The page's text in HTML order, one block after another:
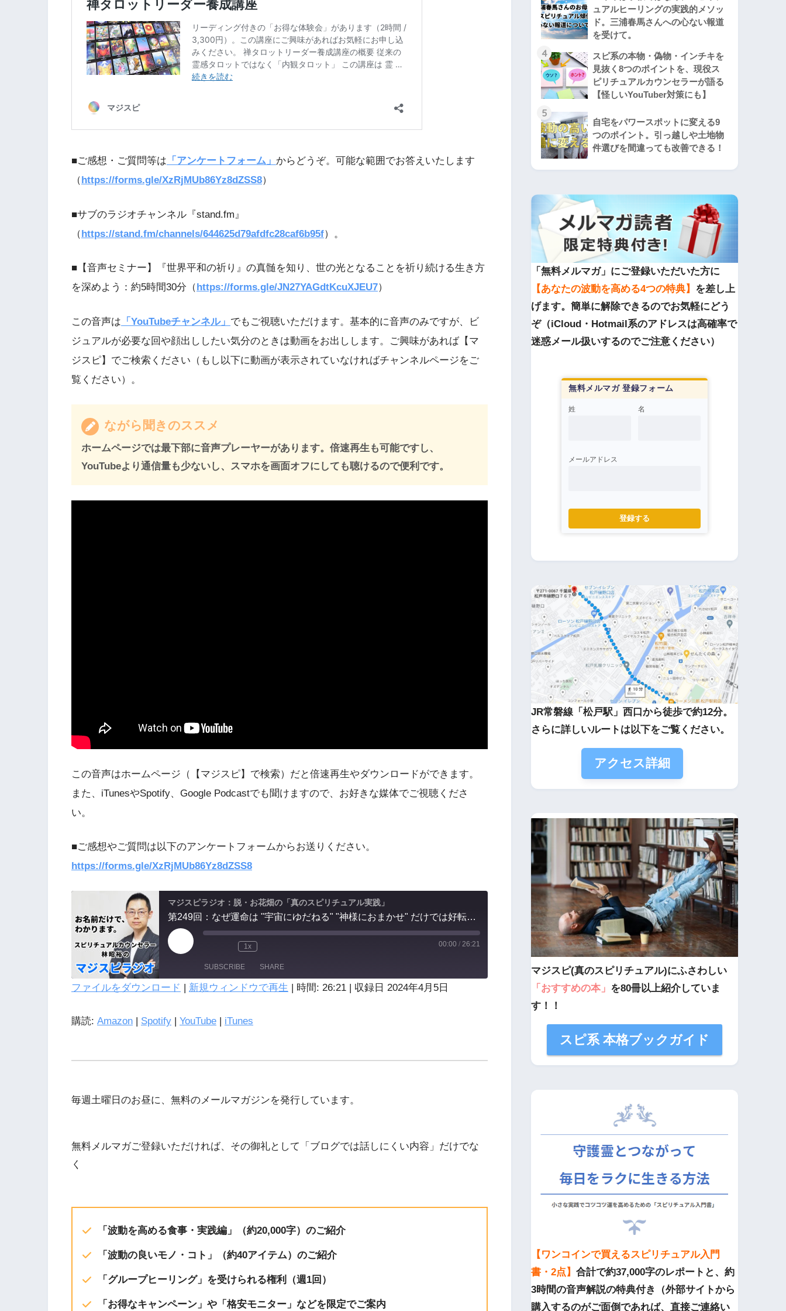
■ご感想・ご質問等は 「アンケートフォーム」 からどうぞ。可能な範囲でお答えいたします
（https://forms.gle/XzRjMUb86Yz8dZSS8）
■サブのラジオチャンネル『stand.fm』
（https://stand.fm/channels/644625d79afdfc28caf6b95f）。
■【音声セミナー】『世界平和の祈り』の真髄を知り、世の光となることを祈り続ける生き方
を深めよう：約5時間30分（ https://forms.gle/JN27YAGdtKcuXJEU7）
この音声は 「YouTubeチャンネル」 でもご視聴いただけます。基本的に音声のみですが、ビ
ジュアルが必要な回や顔出ししたい気分のときは動画をお出しします。ご興味があれば【マ
ジスピ】でご検索ください（もし以下に動画が表示されていなければチャンネルページをご
覧ください）。
ながら聞きのススメ
ホームページでは最下部に音声プレーヤーがあります。倍速再生も可能ですし、
YouTubeより通信量も少ないし、スマホを画面オフにしても聴けるので便利です。
この音声はホームページ（【マジスピ】で検索）だと倍速再生やダウンロードができます。
また、iTunesやSpotify、Google Podcastでも聞けますので、お好きな媒体でご視聴くださ
い。
■ご感想やご質問は以下のアンケートフォームからお送りください。
https://forms.gle/XzRjMUb86Yz8dZSS8
マジスピラジオ：脱・お花畑の「真のスピリチュアル実践」
第249回：なぜ運命は "宇宙にゆだねる" "神様におまかせ" だけでは好転しないのか？
1x 00:00 / 26:21
SUBSCRIBE SHARE
LINK
ファイルをダウンロード | 新規ウィンドウで再生 | 時間: 26:21 | 収録日 2024年4月5日
購読: Amazon | Spotify | YouTube | iTunes
毎週土曜日のお昼に、無料のメールマガジンを発行しています。
無料メルマガご登録いただければ、その御礼として「ブログでは話しにくい内容」だけでな
く
「波動を高める食事・実践編」（約20,000字）のご紹介
「波動の良いモノ・コト」（約40アイテム）のご紹介
「グループヒーリング」を受けられる権利（週1回）
「お得なキャンペーン」や「格安モニター」などを限定でご案内
ュアルヒーリングの実践的メソッ
ド。三浦春馬さんへの心ない報道
を受けて。
4
スピ系の本物・偽物・インチキを
見抜く8つのポイントを、現役ス
ピリチュアルカウンセラーが語る
【怪しいYouTuber対策にも】
5
自宅をパワースポットに変える9
つのポイント。引っ越しや土地物
件選びを間違っても改善できる！
「無料メルマガ」にご登録いただいた方に
【あなたの波動を高める4つの特典】 を差し上
げます。簡単に解除できるのでお気軽にどう
ぞ（iCloud・Hotmail系のアドレスは高確率で
迷惑メール扱いするのでご注意ください）
無料メルマガ 登録フォーム
姓 名
メールアドレス
登録する
JR常磐線「松戸駅」西口から徒歩で約12分。
さらに詳しいルートは以下をご覧ください。
アクセス詳細
マジスピ(真のスピリチュアル)にふさわしい
「おすすめの本」 を80冊以上紹介していま
す！！
スピ系 本格ブックガイド
【ワンコインで買えるスピリチュアル入門
書・2点】 合計で約37,000字のレポートと、約
3時間の音声解説の特典付き（外部サイトから
購入するのがご面倒であれば、直接ご連絡い